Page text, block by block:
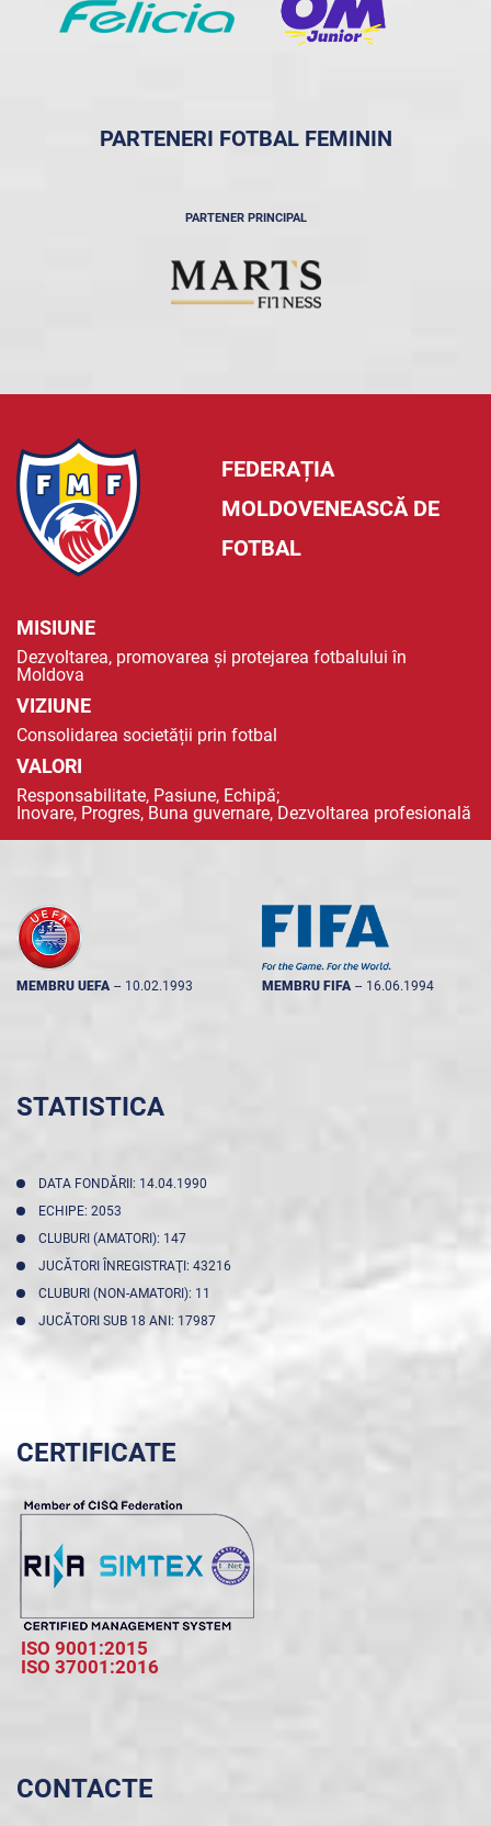
PARTENERI FOTBAL FEMININ
PARTENER PRINCIPAL
FEDERAȚIA
MOLDOVENEASCĂ DE
FOTBAL
MISIUNE
Dezvoltarea, promovarea și protejarea fotbalului în
Moldova
VIZIUNE
Consolidarea societății prin fotbal
VALORI
Responsabilitate, Pasiune, Echipă;
Inovare, Progres, Buna guvernare, Dezvoltarea profesională
MEMBRU UEFA -- 10.02.1993 MEMBRU FIFA -- 16.06.1994
STATISTICA
DATA FONDĂRII: 14.04.1990
ECHIPE: 2053
CLUBURI (AMATORI): 147
JUCĂTORI ÎNREGISTRAŢI: 43216
CLUBURI (NON-AMATORI): 11
JUCĂTORI SUB 18 ANI: 17987
CERTIFICATE
ISO 9001:2015
ISO 37001:2016
CONTACTE